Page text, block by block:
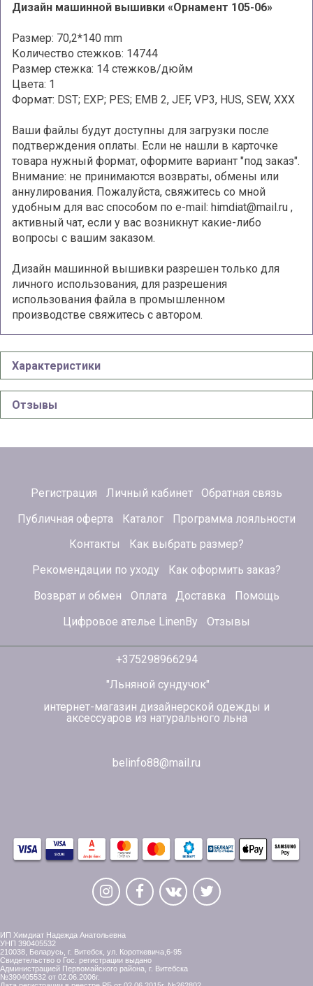
Дизайн машинной вышивки «Орнамент 105-06»
Размер: 70,2*140 mm
Количество стежков: 14744
Размер стежка: 14 стежков/дюйм
Цвета: 1
Формат: DST; EXP; PES; EMB 2, JEF, VP3, HUS, SEW, XXX
Ваши файлы будут доступны для загрузки после
подтверждения оплаты. Если не нашли в карточке
товара нужный формат, оформите вариант "под заказ".
Внимание: не принимаются возвраты, обмены или
аннулирования. Пожалуйста, свяжитесь со мной
удобным для вас способом по e-mail: himdiat@mail.ru ,
активный чат, если у вас возникнут какие-либо
вопросы с вашим заказом.
Дизайн машинной вышивки разрешен только для
личного использования, для разрешения
использования файла в промышленном
производстве свяжитесь с автором.
Характеристики
Отзывы
Регистрация Личный кабинет
Обратная связь
Публичная оферта
Каталог
Программа лояльности
Контакты
Как выбрать размер?
Рекомендации по уходу
Как оформить заказ?
Возврат и обмен
Оплата Доставка
Помощь
Цифровое ателье LinenBy
Отзывы
+375298966294
"Льняной сундучок"
интернет-магазин дизайнерской одежды и
аксессуаров из натурального льна
belinfo88@mail.ru
ИП Химдиат Надежда Анатольевна
УНП 390405532
210038, Беларусь, г. Витебск, ул. Короткевича,6-95
Свидетельство о Гос. регистрации выдано
Администрацией Первомайского района, г. Витебска
№390405532 от 02.06.2006г.